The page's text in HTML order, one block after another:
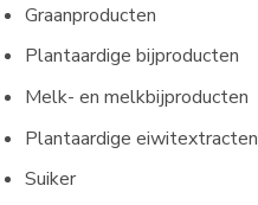
Graanproducten
Plantaardige bijproducten
Melk- en melkbijproducten
Plantaardige eiwitextracten
Suiker